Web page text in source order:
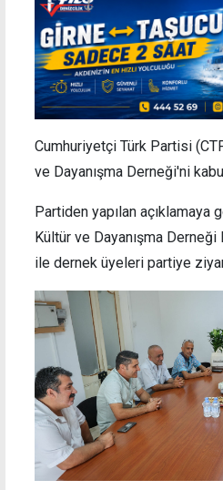
Cumhuriyetçi Türk Partisi
ve Dayanışma Derneği'ni
Partiden yapılan açıklamaya
Kültür ve Dayanışma Derneği
ile dernek üyeleri partiye